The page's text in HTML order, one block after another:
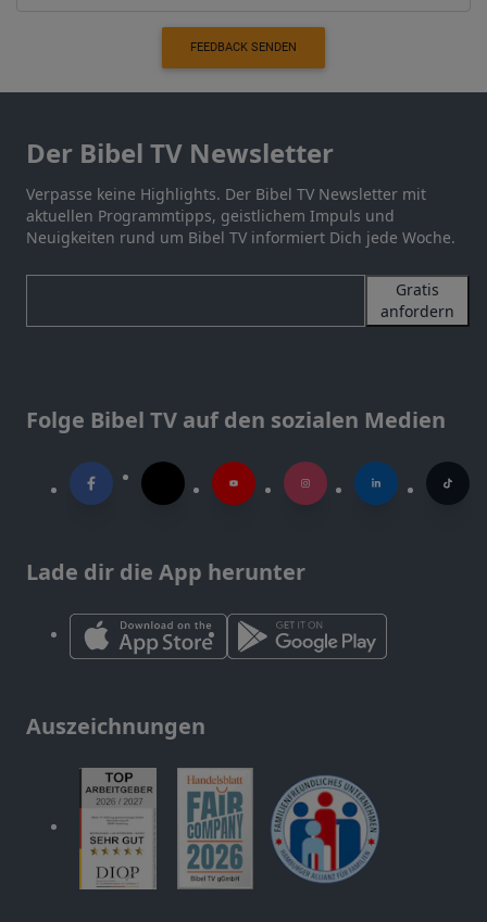
FEEDBACK SENDEN
Der Bibel TV Newsletter
Verpasse keine Highlights. Der Bibel TV Newsletter mit
aktuellen Programmtipps, geistlichem Impuls und
Neuigkeiten rund um Bibel TV informiert Dich jede Woche.
Gratis
anfordern
Folge Bibel TV auf den sozialen Medien
Lade dir die App herunter
Auszeichnungen